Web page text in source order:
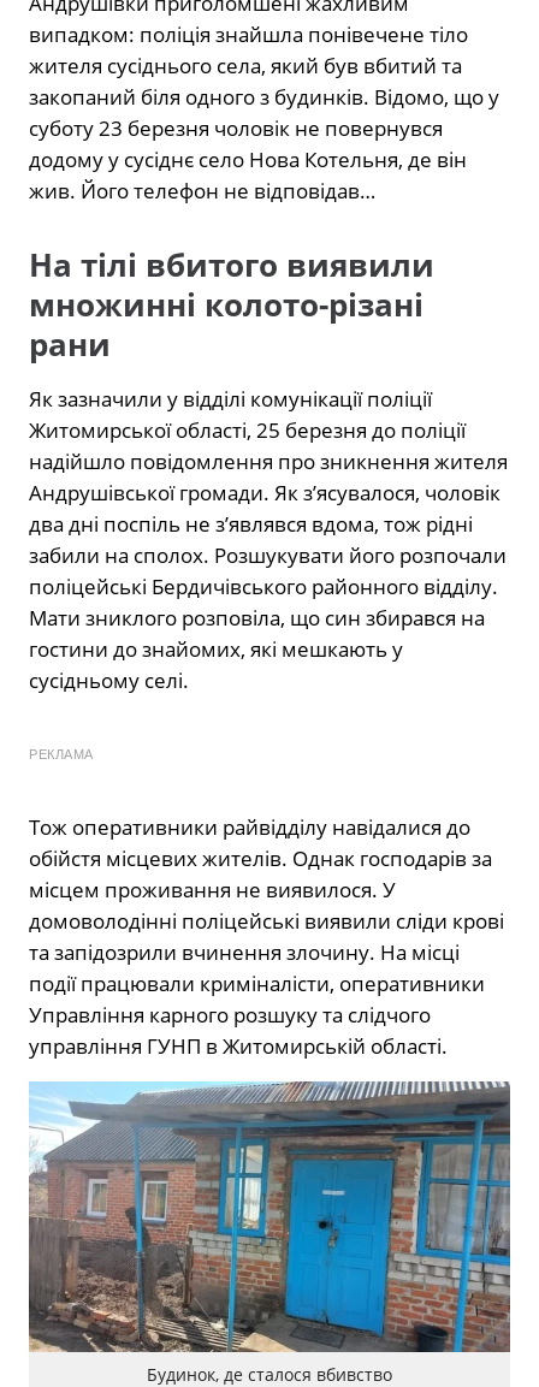
випадком: поліція знайшла понівечене тіло
жителя сусіднього села, який був вбитий та
закопаний біля одного з будинків. Відомо, що у
суботу 23 березня чоловік не повернувся
додому у сусіднє село Нова Котельня, де він
жив. Його телефон не відповідав…
На тілі вбитого виявили
множинні колото-різані
рани
Як зазначили у відділі комунікації поліції
Житомирської області, 25 березня до поліції
надійшло повідомлення про зникнення жителя
Андрушівської громади. Як з’ясувалося, чоловік
два дні поспіль не з’являвся вдома, тож рідні
забили на сполох. Розшукувати його розпочали
поліцейські Бердичівського районного відділу.
Мати зниклого розповіла, що син збирався на
гостини до знайомих, які мешкають у
сусідньому селі.
РЕКЛАМА
Тож оперативники райвідділу навідалися до
обійстя місцевих жителів. Однак господарів за
місцем проживання не виявилося. У
домоволодінні поліцейські виявили сліди крові
та запідозрили вчинення злочину. На місці
події працювали криміналісти, оперативники
Управління карного розшуку та слідчого
управління ГУНП в Житомирській області.
Будинок, де сталося вбивство